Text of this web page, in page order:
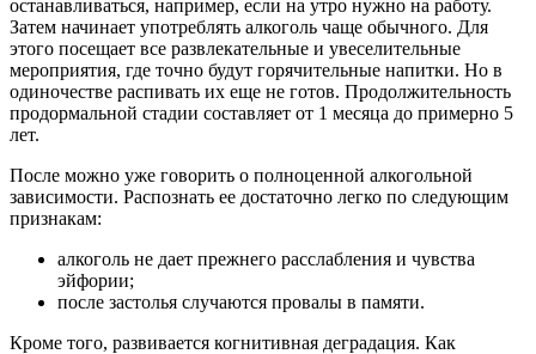
останавливаться, например, если на утро нужно на работу.
Затем начинает употреблять алкоголь чаще обычного. Для
этого посещает все развлекательные и увеселительные
мероприятия, где точно будут горячительные напитки. Но в
одиночестве распивать их еще не готов. Продолжительность
продормальной стадии составляет от 1 месяца до примерно 5
лет.
После можно уже говорить о полноценной алкогольной
зависимости. Распознать ее достаточно легко по следующим
признакам:
алкоголь не дает прежнего расслабления и чувства
эйфории;
после застолья случаются провалы в памяти.
Кроме того, развивается когнитивная деградация. Как